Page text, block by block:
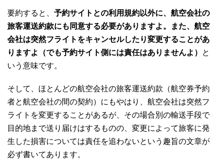
要約すると、 予約サイトとの利用規約以外に、航空会社の
旅客運送約款にも同意する必要がありますよ。また、航空
会社は突然フライトをキャンセルしたり変更することがあ
りますよ（でも予約サイト側には責任はありませんよ）
と
いう意味です。
そして、ほとんどの航空会社の旅客運送約款（航空券予約
者と航空会社の間の契約）にもやはり、航空会社は突然フ
ライトを変更することがあるが、その場合別の輸送手段で
目的地まで送り届けはするものの、変更によって旅客に発
生した損害については責任を追わないという趣旨の文章が
必ず書いてあります。